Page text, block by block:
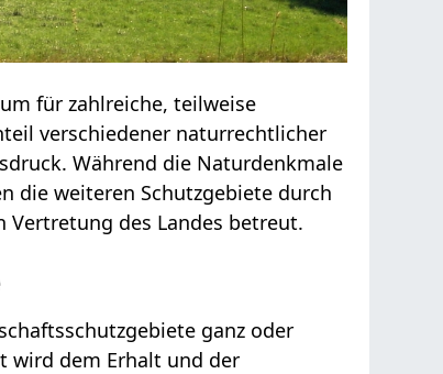
für zahlreiche, teilweise
verschiedener naturrechtlicher
Während die Naturdenkmale
die weiteren Schutzgebiete durch
Vertretung des Landes betreut.
ganz oder
wird dem Erhalt und der